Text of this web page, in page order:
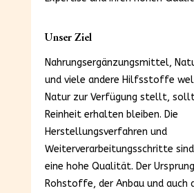
Unser Ziel
Nahrungsergänzungsmittel,
und viele andere Hilfsstoffe
Natur zur Verfügung stellt,
Reinheit erhalten bleiben. Die
Herstellungsverfahren und
Weiterverarbeitungsschritte
eine hohe Qualität. Der
Rohstoffe, der Anbau und auch